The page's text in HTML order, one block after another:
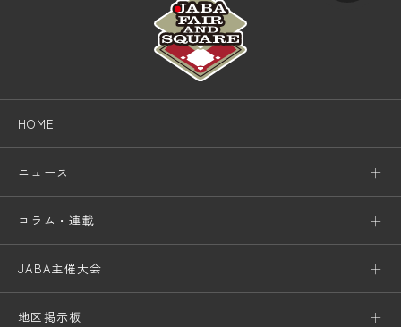
HOME
ニュース
コラム・連載
JABA主催大会
地区掲示板